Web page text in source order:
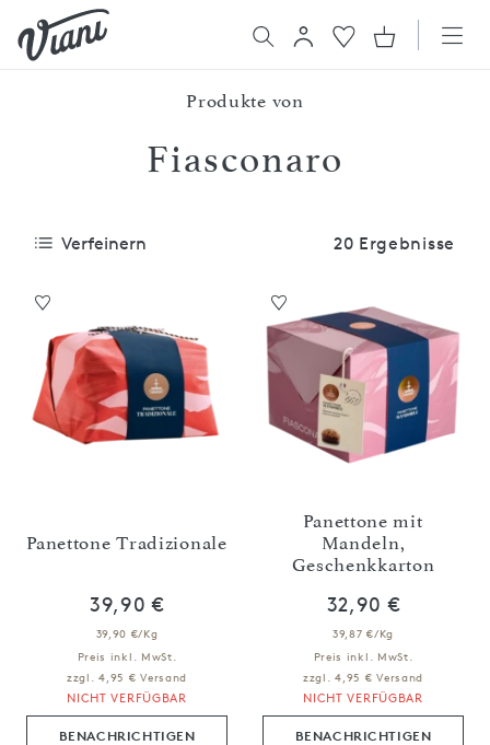
Produkte von
Fiasconaro
Verfeinern 20 Ergebnisse
Panettone Tradizionale
39,90 €
39,90 €/Kg
Preis inkl. MwSt.
zzgl. 4,95 € Versand
NICHT VERFÜGBAR
BENACHRICHTIGEN
Panettone mit
Mandeln,
Geschenkkarton
32,90 €
39,87 €/Kg
Preis inkl. MwSt.
zzgl. 4,95 € Versand
NICHT VERFÜGBAR
BENACHRICHTIGEN